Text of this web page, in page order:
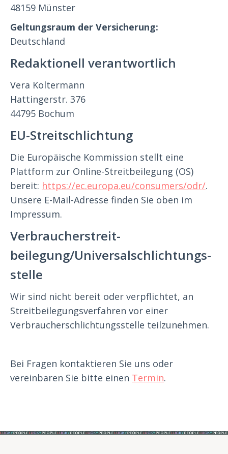
48159 Münster
Geltungsraum der Versicherung:
Deutschland
Redaktionell verantwortlich
Vera Koltermann
Hattingerstr. 376
44795 Bochum
EU-Streitschlichtung
Die Europäische Kommission stellt eine
Plattform zur Online-Streitbeilegung (OS)
bereit: https://ec.europa.eu/consumers/odr/.
Unsere E-Mail-Adresse finden Sie oben im
Impressum.
Verbraucher­streit­
beilegung/Universal­schlichtungs­
stelle
Wir sind nicht bereit oder verpflichtet, an
Streitbeilegungsverfahren vor einer
Verbraucherschlichtungsstelle teilzunehmen.
Bei Fragen kontaktieren Sie uns oder
vereinbaren Sie bitte einen Termin.